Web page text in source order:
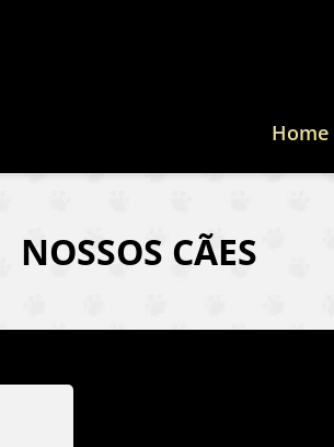
Home
NOSSOS CÃES